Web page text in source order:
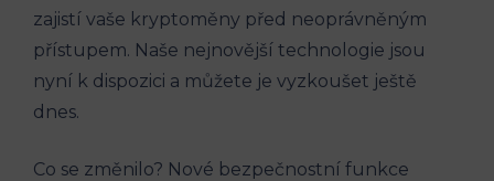
zajistí vaše kryptoměny před neoprávněným
přístupem. Naše nejnovější technologie jsou
nyní k dispozici a můžete je vyzkoušet ještě
dnes.
Co se změnilo? Nové bezpečnostní funkce